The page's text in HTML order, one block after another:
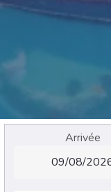
Arrivée